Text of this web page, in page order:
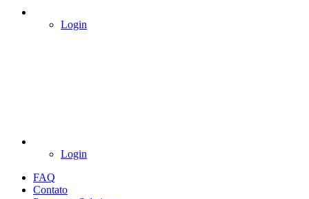
Login
Login
FAQ
Contato